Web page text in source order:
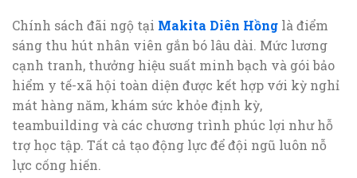
Chính sách đãi ngộ tại Makita Diên Hồng là điểm
sáng thu hút nhân viên gắn bó lâu dài. Mức lương
cạnh tranh, thưởng hiệu suất minh bạch và gói bảo
hiểm y tế-xã hội toàn diện được kết hợp với kỳ nghỉ
mát hàng năm, khám sức khỏe định kỳ,
teambuilding và các chương trình phúc lợi như hỗ
trợ học tập. Tất cả tạo động lực để đội ngũ luôn nỗ
lực cống hiến.